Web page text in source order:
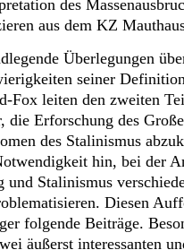
des
aus dem KZ
Überlegungen
seiner
Fox leiten den zweiten
die Erforschung des
des Stalinismus
hin, bei der
und Stalinismus
Diesen
folgende Beiträge.
äußerst interessanten